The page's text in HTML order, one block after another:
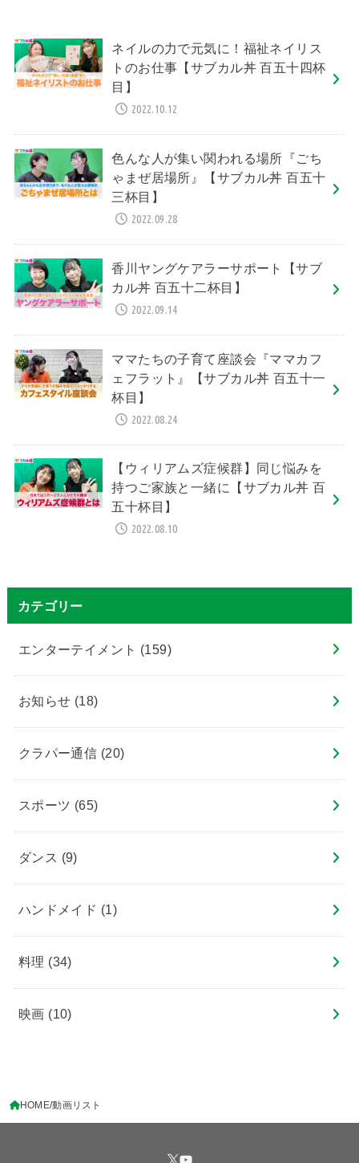
ネイルの力で元気に！福祉ネイリス
トのお仕事【サブカル丼 百五十四杯
目】
2022.10.12
色んな人が集い関われる場所『ごち
ゃまぜ居場所』【サブカル丼 百五十
三杯目】
2022.09.28
香川ヤングケアラーサポート【サブ
カル丼 百五十二杯目】
2022.09.14
ママたちの子育て座談会『ママカフ
ェフラット』【サブカル丼 百五十一
杯目】
2022.08.24
【ウィリアムズ症候群】同じ悩みを
持つご家族と一緒に【サブカル丼 百
五十杯目】
2022.08.10
カテゴリー
エンターテイメント (159)
お知らせ (18)
クラパー通信 (20)
スポーツ (65)
ダンス (9)
ハンドメイド (1)
料理 (34)
映画 (10)
HOME 動画リスト